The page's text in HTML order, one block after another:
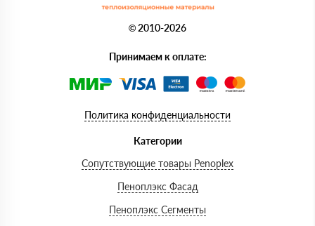
© 2010-2026
Принимаем к оплате:
Политика конфиденциальности
Категории
Сопутствующие товары Penoplex
Пеноплэкс Фасад
Пеноплэкс Сегменты